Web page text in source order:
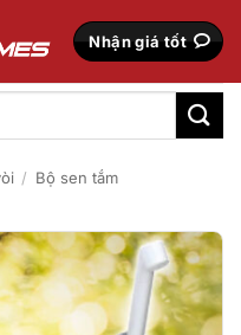
Nhận giá tốt
/ Bộ sen tắm